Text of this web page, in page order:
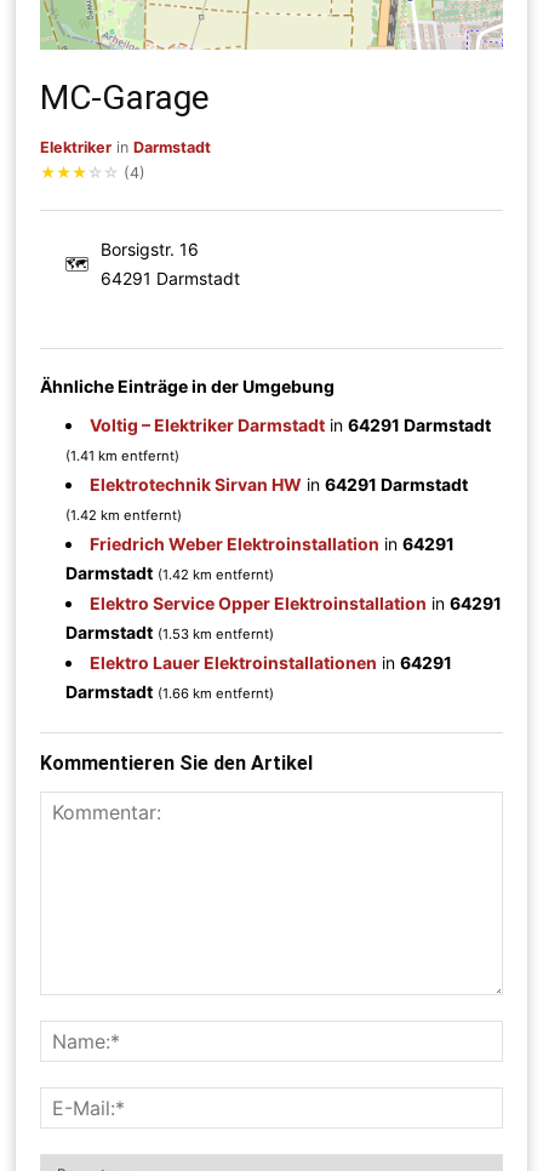
MC-Garage
Elektriker inDarmstadt
★★★ ☆ ☆ (4)
🗺
Borsigstr. 16
64291 Darmstadt
Ähnliche Einträge in der Umgebung
Voltig – Elektriker Darmstadt in64291 Darmstadt
(1.41 km entfernt)
Elektrotechnik Sirvan HW in64291 Darmstadt
(1.42 km entfernt)
Friedrich Weber Elektroinstallation in64291
Darmstadt (1.42 km entfernt)
Elektro Service Opper Elektroinstallation in64291
Darmstadt (1.53 km entfernt)
Elektro Lauer Elektroinstallationen in64291
Darmstadt (1.66 km entfernt)
Kommentieren Sie den Artikel